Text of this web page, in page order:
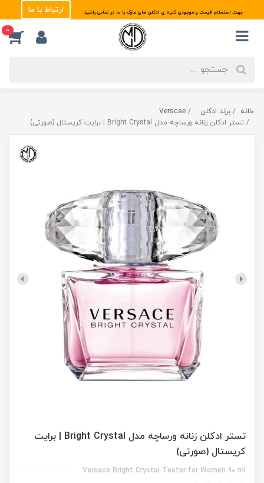
جهت استعلام قیمت و موجودی کلیه ی ادکلن های مارک با ما در تماس باشید ارتباط با ما
0
خانه برند ادکلن
Verscae
تستر ادکلن زنانه ورساچه مدل Bright Crystal | برایت کریستال (صورتی)
تستر ادکلن زنانه ورساچه مدل Bright Crystal | برایت
کریستال (صورتی)
Versace Bright Crystal Tester for Women 90 ml